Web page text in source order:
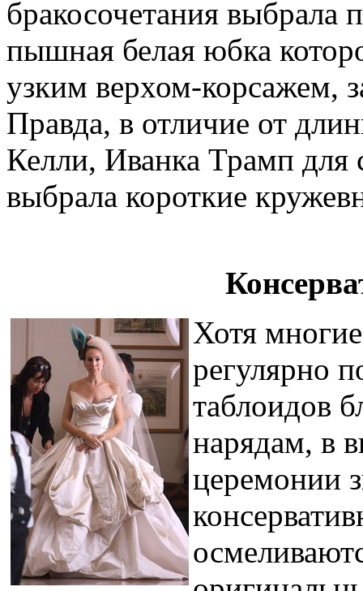
бракосочетания выбрала
пышная белая юбка
узким верхом-корсажем,
Правда, в отличие от
Келли, Иванка Трамп для
выбрала короткие
Хотя
регулярно
таблоидов
нарядам, в
церемонии